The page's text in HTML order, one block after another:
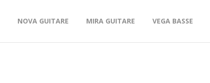
NOVA GUITARE MIRA GUITARE VEGA BASSE